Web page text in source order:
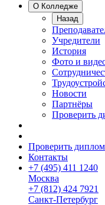
О Колледже
Назад
Учредители
История
Фото и
Новости
Партнёры
Проверить
Проверить диплом
Контакты
+7 (495) 411 1240
Москва
+7 (812) 424 7921
Санкт-Петербург